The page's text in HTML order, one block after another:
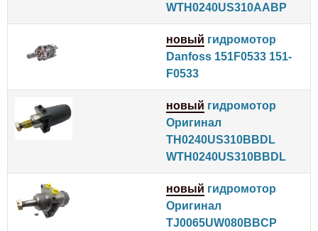
WTH0240US310AABP
новый гидромотор
Danfoss 151F0533 151-
F0533
новый гидромотор
Оригинал
TH0240US310BBDL
WTH0240US310BBDL
новый гидромотор
Оригинал
TJ0065UW080BBCP